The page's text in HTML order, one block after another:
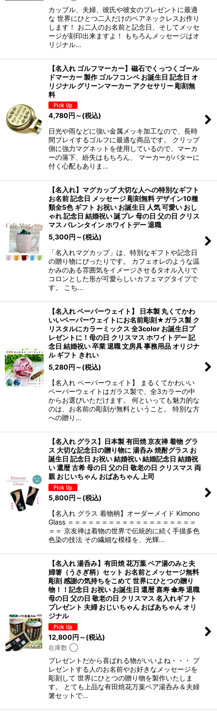
カップル、夫婦、彼氏や彼女のプレゼントに最適
な 世界にひとつ二人だけのペアネックレスお作り
します！ お二人のお名前と記念日、そしてメッセ
ージが刻印出来ますよ！ もちろんメッセージはオ
リジナル…
【名入れ ゴルフマーカー】磁石でくっつくゴール
ドマーカー 製作 ゴルフコンペ お誕生日 記念日 オ
リジナル グリーンマーカー アクセサリー 彫刻無
料
4,780 円 ～(税込)
日光や雨などに強い金属メッキ加工なので、長時
間プレイするゴルフに最適な商品です。 クリップ
側に強力マグネットを使用しているので、マーカ
ーの落下、紛失はもちろん、 マーカーがパターに
付く心配もありま…
【名入れ】マグカップ 大切な人への特別なギフト
お名前 記念日 メッセージ 彫刻無料 デザイン10種
類全5色 ギフト お祝い お誕生日 人気 可愛い おし
ゃれ 記念日 結婚祝い 誕プレ 母の日 父の日 クリス
マス バレンタイン ホワイトデー 退職
5,300 円 ～(税込)
「名入れマグカップ」は、特別なギフトや記念日
の贈り物にぴったりです。 カフェオレのような温
かみのある雰囲気をイメージさせるタオル入りで
コロンとした形が可愛らしいカフェマグタイプで
す。 こち…
【名入れ ペーパーウェイト】 日本製 丸くてかわ
いいペーパーウェイトにお名前彫刻★ガラス製 ク
リスタルにカラーミックス 全3color お誕生日プ
レゼントに！母の日 クリスマス ホワイトデー 記
念日 結婚祝い 卒業 退職 文房具 事務用品 オリジナ
ル ギフト きれい
5,280 円 ～(税込)
【名入れ ペーパーウェイト】 まるくてかわいい
ペーパーウェイトはガラス製で、全3カラーの中
からお選びいただけます。 何といっても魅力的な
のは、お名前の彫刻が無料ということ。 特別な方
への贈り…
【名入れ グラス】日本製 有田焼 京友禅 着物 グラ
ス 大切な記念日の贈り物に 湯呑み 焼酎グラス お
誕生日 記念日 お祝い 結婚祝い 結婚記念日 結婚祝
い 還暦 古希 母の日 父の日 敬老の日 クリスマス 両
親 おじいちゃん おばあちゃん 上司
5,800円 ～(税込)
【名入れ グラス 着物柄】オーダーメイド Kimono
Glass ＝＝＝＝＝＝＝＝＝＝＝＝＝＝＝＝＝＝＝
＝＝ 京友禅は着物の世界で伝統的に続く手描多色
色染の技法 その繊細な模様を、光輝…
【名入れ 湯呑み】有田焼 花万葉 ペア湯のみと夫
婦箸（うさぎ柄）セット お名前とメッセージ無料
彫刻 感謝の気持ちをこめて 世界にひとつの贈り
物！！記念日 お祝い お誕生日 還暦 喜寿 傘寿 退職
母の日 父の日 敬老の日 クリスマス 名入れギフト
プレゼント 夫婦 おじいちゃん おばあちゃん オリ
ジナル
12,800円 ～(税込)
在庫数 ◯
プレゼントだから喜ばれる物がいいよね・・・ プ
レゼントする人のお名前やお好きなメッセージを
彫刻して 世界にひとつの贈り物を製作いたしま
す。 とても上品な有田焼花万葉ペア湯呑み＆夫婦
箸セットで…